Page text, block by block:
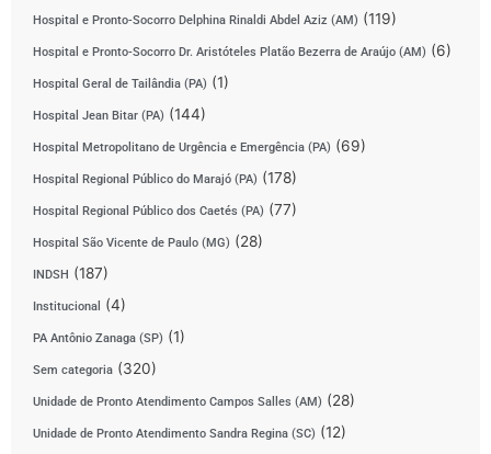
Hospital e Pronto-Socorro Delphina Rinaldi Abdel Aziz (AM) (119)
Hospital e Pronto-Socorro Dr. Aristóteles Platão Bezerra de Araújo (AM) (6)
Hospital Geral de Tailândia (PA) (1)
Hospital Jean Bitar (PA) (144)
Hospital Metropolitano de Urgência e Emergência (PA) (69)
Hospital Regional Público do Marajó (PA) (178)
Hospital Regional Público dos Caetés (PA) (77)
Hospital São Vicente de Paulo (MG) (28)
INDSH (187)
Institucional (4)
PA Antônio Zanaga (SP) (1)
Sem categoria (320)
Unidade de Pronto Atendimento Campos Salles (AM) (28)
Unidade de Pronto Atendimento Sandra Regina (SC) (12)